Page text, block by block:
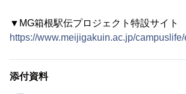
▼MG箱根駅伝プロジェクト特設サイト
https://www.meijigakuin.ac.jp/
添付資料